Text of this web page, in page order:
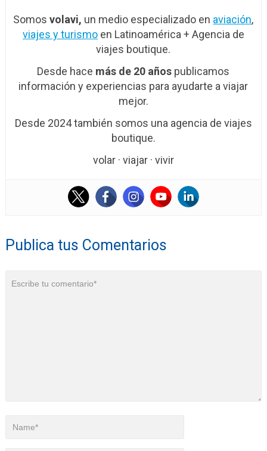
Somosvolavi, un medio especializado en aviación,
viajes y turismoen Latinoamérica + Agencia de
viajes boutique.
Desde hace más de 20 años publicamos
información y experiencias para ayudarte a viajar
mejor.
Desde 2024 también somos una agencia de viajes
boutique.
volar · viajar · vivir
Publica tus Comentarios